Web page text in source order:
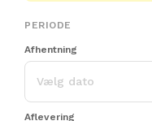
PERIODE
Afhentning
Aflevering